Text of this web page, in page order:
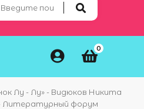
0
Лу - Лу» - Видюков Никита
- Литературный форум